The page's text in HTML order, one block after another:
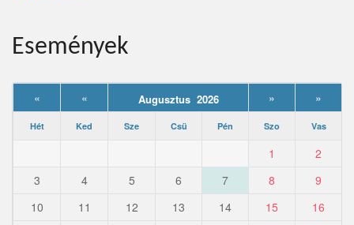
Események
« « Augusztus 2026 » »
Hét Ked Sze Csü Pén Szo Vas
1
2
3
4 5 6 7 8
9
10
11 12 13 14 15
16